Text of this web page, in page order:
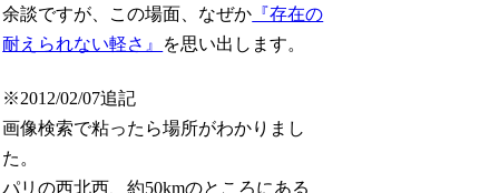
余談ですが、この場面、なぜか 『存在の
耐えられない軽さ』
を思い出します。
※2012/02/07追記
画像検索で粘ったら場所がわかりまし
た。
パリの西北西、約50kmのところにある